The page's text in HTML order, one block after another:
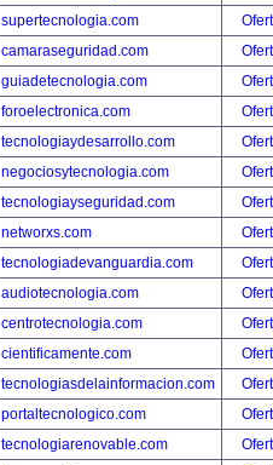
supertecnologia.com
camaraseguridad.com
guiadetecnologia.com
foroelectronica.com
tecnologiaydesarrollo.com
negociosytecnologia.com
tecnologiayseguridad.com
networxs.com
tecnologiadevanguardia.com
audiotecnologia.com
centrotecnologia.com
cientificamente.com
tecnologiasdelainformacion.com
portaltecnologico.com
tecnologiarenovable.com